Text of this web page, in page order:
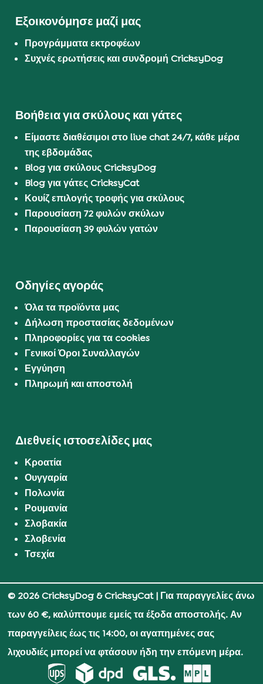
Εξοικονόμησε μαζί μας
Προγράμματα εκτροφέων
Συχνές ερωτήσεις και συνδρομή CricksyDog
Βοήθεια για σκύλους και γάτες
Είμαστε διαθέσιμοι στο live chat 24/7, κάθε μέρα
της εβδομάδας
Blog για σκύλους CricksyDog
Blog για γάτες CricksyCat
Κουίζ επιλογής τροφής για σκύλους
Παρουσίαση 72 φυλών σκύλων
Παρουσίαση 39 φυλών γατών
Οδηγίες αγοράς
Όλα τα προϊόντα μας
Δήλωση προστασίας δεδομένων
Πληροφορίες για τα cookies
Γενικοί Όροι Συναλλαγών
Εγγύηση
Πληρωμή και αποστολή
Διεθνείς ιστοσελίδες μας
Κροατία
Ουγγαρία
Πολωνία
Ρουμανία
Σλοβακία
Σλοβενία
Τσεχία
© 2026 CricksyDog & CricksyCat| Για παραγγελίες άνω
των 60 €, καλύπτουμε εμείς τα έξοδα αποστολής. Αν
παραγγείλεις έως τις 14:00, οι αγαπημένες σας
λιχουδιές μπορεί να φτάσουν ήδη την επόμενη μέρα.